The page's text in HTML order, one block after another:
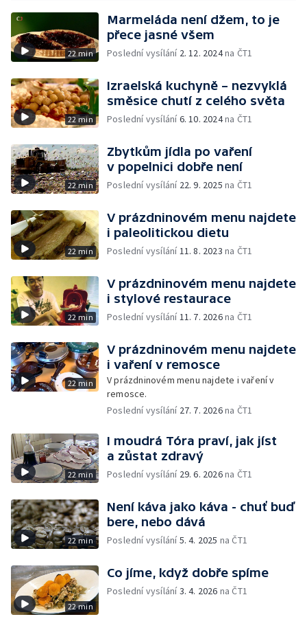
22 min
Marmeláda není džem, to je
přece jasné všem
Poslední vysílání 2. 12. 2024na ČT1
22 min
Izraelská kuchyně – nezvyklá
směsice chutí z celého světa
Poslední vysílání6. 10. 2024na ČT1
22 min
Zbytkům jídla po vaření
v popelnici dobře není
Poslední vysílání 22. 9. 2025 na ČT1
22 min
V prázdninovém menu najdete
i paleolitickou dietu
Poslední vysílání11. 8. 2023 na ČT1
22 min
V prázdninovém menu najdete
i stylové restaurace
Poslední vysílání11. 7. 2026na ČT1
22 min
V prázdninovém menu najdete
i vaření v remosce
V prázdninovém menu najdete i vaření v
remosce.
Poslední vysílání 27. 7. 2026na ČT1
22 min
I moudrá Tóra praví, jak jíst
a zůstat zdravý
Poslední vysílání 29. 6. 2026na ČT1
22 min
Není káva jako káva - chuť buď
bere, nebo dává
Poslední vysílání5. 4. 2025 na ČT1
22 min
Co jíme, když dobře spíme
Poslední vysílání3. 4. 2026 na ČT1